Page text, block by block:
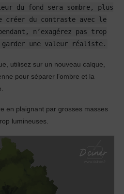
du fond sera sombre, plus
du contraste avec le
n’exagérez pas trop
garder une valeur réaliste.
utilisez sur un nouveau calque,
pour séparer l’ombre et la
en plaignant par grosses masses
lumineuses.